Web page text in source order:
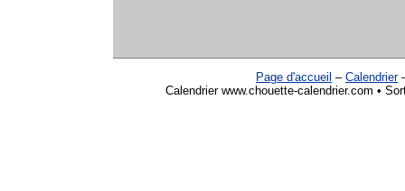
Page d'accueil – Calendrier
Calendrier www.chouette-calendrier.com •